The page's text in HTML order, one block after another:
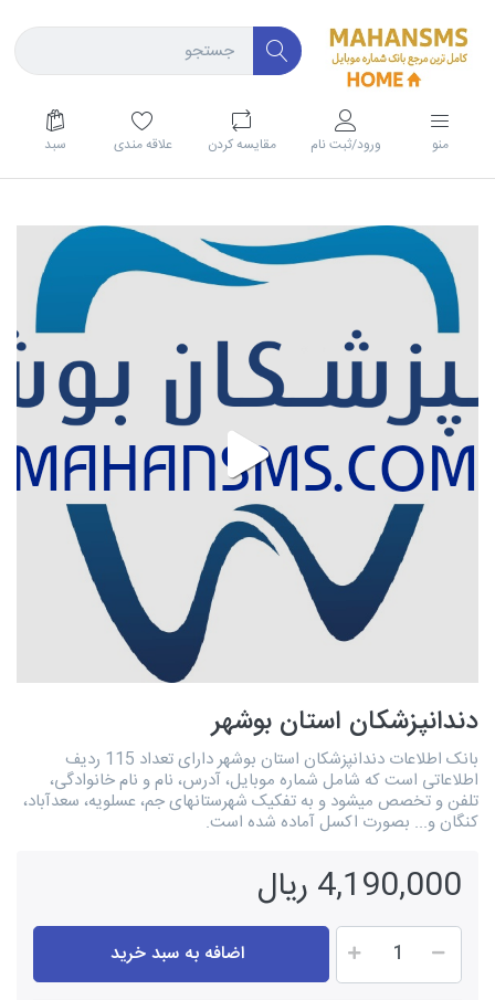
منو ورود/ثبت نام مقايسه كردن علاقه مندی سبد
دندانپزشکان استان بوشهر
بانک اطلاعات دندانپزشکان استان بوشهر دارای تعداد 115 ردیف
اطلاعاتی است که شامل شماره موبایل، آدرس، نام و نام خانوادگی،
تلفن و تخصص میشود و به تفکیک شهرستانهای جم، عسلویه، سعدآباد،
کنگان و... بصورت اکسل آماده شده است.
4,190,000 ریال
اضافه به سبد خرید